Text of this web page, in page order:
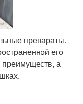
препараты.
его
преимуществ, а